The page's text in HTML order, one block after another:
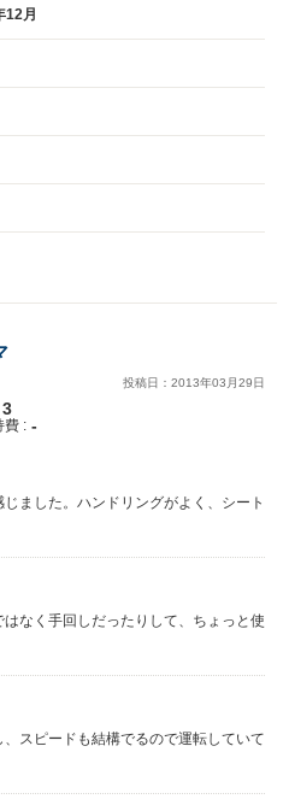
12月
投稿日： 2013年03 月29日
3
費 : -
ました。ハンドリングがよく、シート
なく手回しだったりして、ちょっと使
スピードも結構でるので運転していて